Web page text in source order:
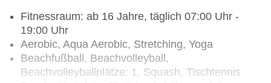
Reservierung notwendig, à la carte, Anfrage &
Reservierung notwendig, ohne Gebühr, täglich
19:00 Uhr - 22:00 Uhr, Kinderhochstuhl,
angemessene Kleidung erwünscht
Spezialitätenrestaurant „Nino`s“: Küche:
Fitnessraum: ab 16 Jahre, täglich 07:00 Uhr -
19:00 Uhr
Aerobic, Aqua Aerobic, Stretching, Yoga
Beachfußball, Beachvolleyball,
Beachvolleyballplätze: 1, Squash, Tischtennis